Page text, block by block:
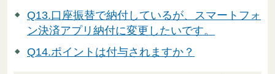
Q13.口座振替で納付しているが、スマートフォ
ン決済アプリ納付に変更したいです。
Q14.ポイントは付与されますか？